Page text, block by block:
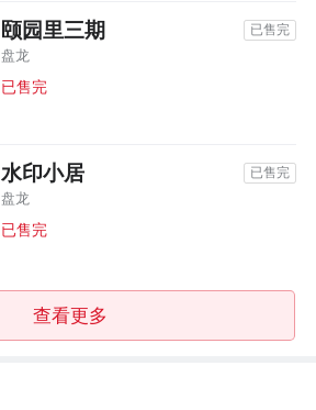
颐园里三期 已售完
盘龙
已售完
水印小居 已售完
盘龙
已售完
查看更多